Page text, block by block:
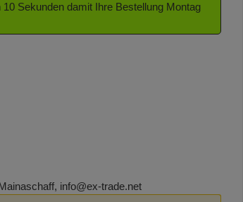
Sekunden damit Ihre Bestellung Montag
info@ex-trade.net